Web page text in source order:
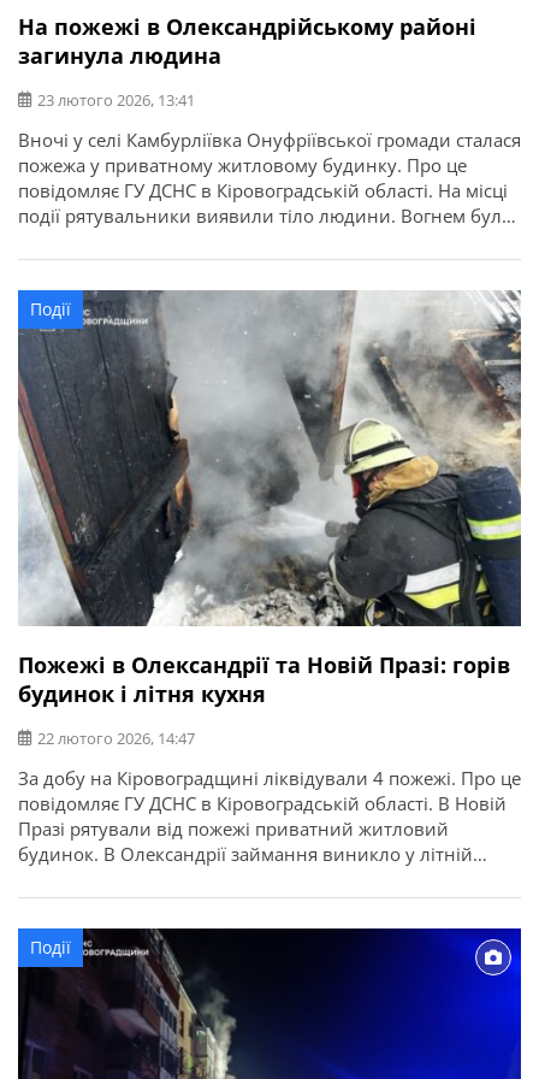
На пожежі в Олександрійському районі
загинула людина
23 лютого 2026, 13:41
Вночі у селі Камбурліївка Онуфріївської громади сталася
пожежа у приватному житловому будинку. Про це
повідомляє ГУ ДСНС в Кіровоградській області. На місці
події рятувальники виявили тіло людини. Вогнем було
ліквідовано. Наразі фахівці встановлюють причину
загоряння, особу загиблого та обставини його смерті.
Події
Пожежі в Олександрії та Новій Празі: горів
будинок і літня кухня
22 лютого 2026, 14:47
За добу на Кіровоградщині ліквідували 4 пожежі. Про це
повідомляє ГУ ДСНС в Кіровоградській області. В Новій
Празі рятували від пожежі приватний житловий
будинок. В Олександрії займання виникло у літній
власників ніхто не постраждав.
Події